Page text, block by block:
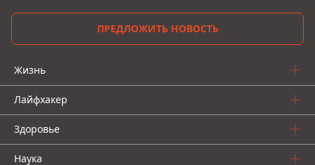
ПРЕДЛОЖИТЬ НОВОСТЬ
Жизнь
Лайфхакер
Здоровье
Наука